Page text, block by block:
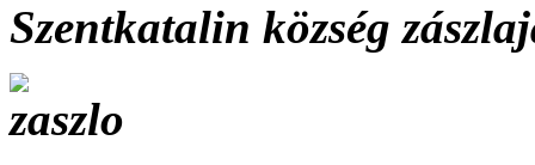
Szentkatalin község